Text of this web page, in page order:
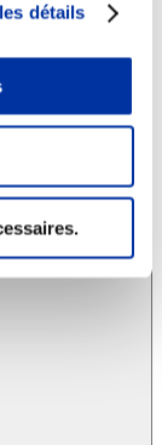
détails
métiers